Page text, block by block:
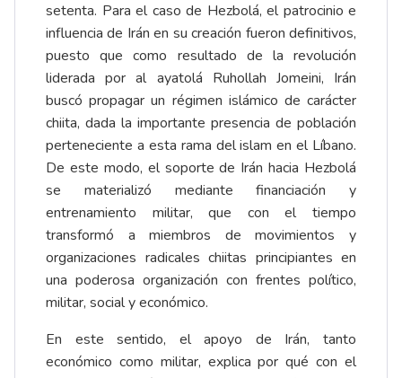
setenta. Para el caso de Hezbolá, el patrocinio e
influencia de Irán en su creación fueron definitivos,
puesto que como resultado de la revolución
liderada por al ayatolá Ruhollah Jomeini, Irán
buscó propagar un régimen islámico de carácter
chiita, dada la importante presencia de población
perteneciente a esta rama del islam en el Líbano.
De este modo, el soporte de Irán hacia Hezbolá
se materializó mediante financiación y
entrenamiento militar, que con el tiempo
transformó a miembros de movimientos y
organizaciones radicales chiitas principiantes en
una poderosa organización con frentes político,
militar, social y económico.
En este sentido, el apoyo de Irán, tanto
económico como militar, explica por qué con el